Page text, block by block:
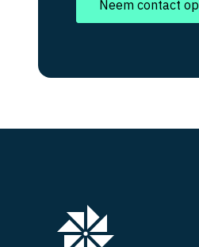
Neem contact op